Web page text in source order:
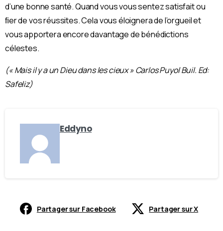
d’une bonne santé. Quand vous vous sentez satisfait ou
ﬁer de vos réussites. Cela vous éloignera de l’orgueil et
vous apportera encore davantage de bénédictions
célestes.
(« Mais il y a un Dieu dans les cieux » Carlos Puyol Buil. Ed:
Safeliz)
Eddyno
Partager sur Facebook Partager sur X